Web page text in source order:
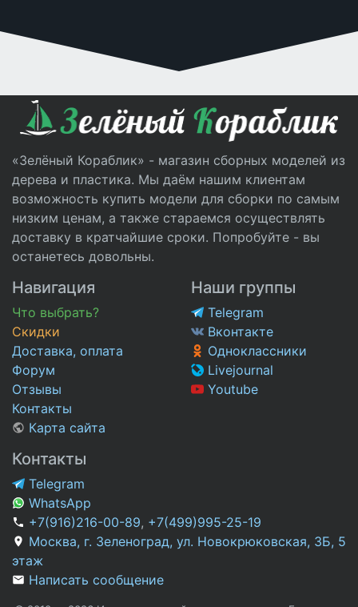
«Зелёный Кораблик» - магазин сборных моделей из
дерева и пластика. Мы даём нашим клиентам
возможность купить модели для сборки по самым
низким ценам, а также стараемся осуществлять
доставку в кратчайшие сроки. Попробуйте - вы
останетесь довольны.
Навигация
Что выбрать?
Скидки
Доставка, оплата
Форум
Отзывы
Контакты
Карта сайта
Наши группы
Telegram
Вконтакте
Одноклассники
Livejournal
Youtube
Контакты
Telegram
WhatsApp
+7(916)216-00-89, +7(499)995-25-19
Москва, г. Зеленоград, ул. Новокрюковская, 3Б, 5
этаж
Написать сообщение